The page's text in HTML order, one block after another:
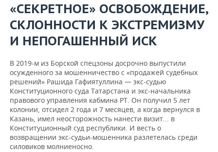
«СЕКРЕТНОЕ» ОСВОБОЖДЕНИЕ,
СКЛОННОСТИ К ЭКСТРЕМИЗМУ
И НЕПОГАШЕННЫЙ ИСК
В 2019-м из Борской спецзоны досрочно выпустили
осужденного за мошенничество с «продажей судебных
решений» Рашида Гафиятуллина — экс-судью
Конституционного суда Татарстана и экс-начальника
правового управления кабмина РТ. Он получил 5 лет
колонии, отсидел 2 года и 7 месяцев, а когда вернулся в
Казань, имел неосторожность нанести визит... в
Конституционный суд республики. И весть о
возвращении экс-судьи-мошенника разлетелась среди
силовиков молниеносно.